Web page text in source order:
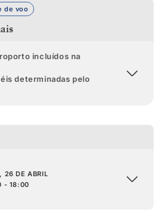
de voo
incluídos na
determinadas pelo
26 DE ABRIL
- 18:00